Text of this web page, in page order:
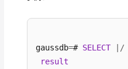
gaussdb=# SELECT /
result